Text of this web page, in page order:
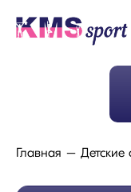
Главная Детские